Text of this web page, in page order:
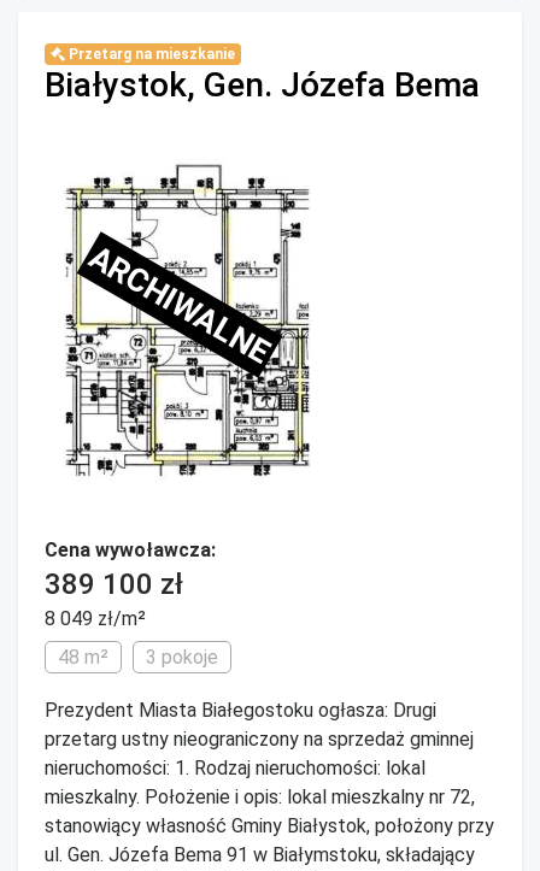
Przetarg na mieszkanie
Białystok, Gen. Józefa Bema
ARCHIWALNE
Cena wywoławcza:
389 100 zł
8 049 zł/m²
48 m²
3 pokoje
Prezydent Miasta Białegostoku ogłasza: Drugi
przetarg ustny nieograniczony na sprzedaż gminnej
nieruchomości: 1. Rodzaj nieruchomości: lokal
mieszkalny. Położenie i opis: lokal mieszkalny nr 72,
stanowiący własność Gminy Białystok, położony przy
ul. Gen. Józefa Bema 91 w Białymstoku, składający